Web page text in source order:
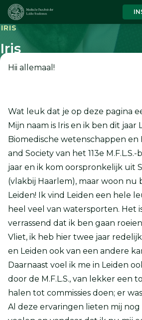
IRIS
Iris
Hii allemaal!
Wat leuk dat je op deze pagina
Mijn naam is Iris en ik ben dit jaar
Biomedische wetenschappen en
and Society van het 113e
jaar en ik kom oorspronkelijk uit
(vlakbij Haarlem), maar woon nu
Leiden! Ik vind Leiden een hele
heel veel van watersporten. Het
verrassend dat ik ben gaan
Vliet, ik heb hier twee jaar
en Leiden ook van een andere
Daarnaast voel ik me in Leiden
door de M.F.L.S., van lekker een
halen tot commissies doen; er
Al deze ervaringen lieten mij